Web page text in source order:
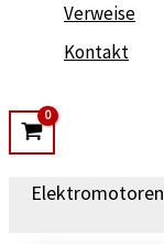
Verweise
Kontakt
Elektromotoren